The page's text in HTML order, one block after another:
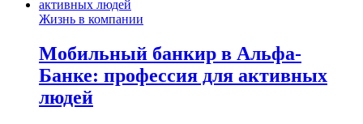
Жизнь в компании
Мобильный банкир в Альфа-
Банке: профессия для активных
людей